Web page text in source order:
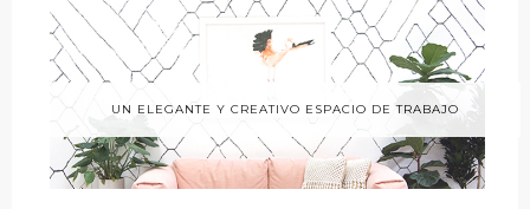
UN ELEGANTE Y CREATIVO ESPACIO DE TRABAJO